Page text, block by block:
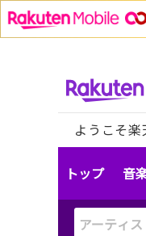
ようこそ
トップ 音